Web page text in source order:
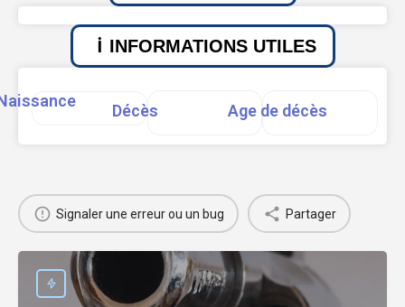
INFORMATIONS UTILES
Décès Age de décès
Signaler une erreur ou un bug Partager